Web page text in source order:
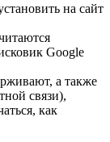
на сайт
Google
а также
связи),
как